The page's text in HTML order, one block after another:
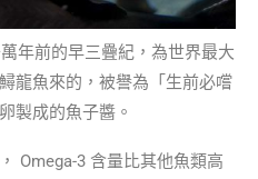
年前的早三疊紀，為世界最大
龍魚來的，被譽為「生前必嚐
製成的魚子醬。
Omega-3 含量比其他魚類高